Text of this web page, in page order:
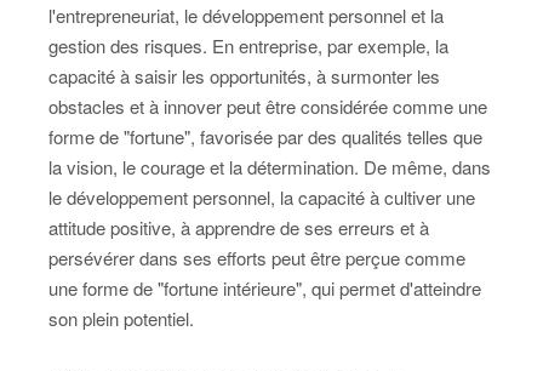
l'entrepreneuriat, le développement personnel et la
gestion des risques. En entreprise, par exemple, la
capacité à saisir les opportunités, à surmonter les
obstacles et à innover peut être considérée comme une
forme de "fortune", favorisée par des qualités telles que
la vision, le courage et la détermination. De même, dans
le développement personnel, la capacité à cultiver une
attitude positive, à apprendre de ses erreurs et à
persévérer dans ses efforts peut être perçue comme
une forme de "fortune intérieure", qui permet d'atteindre
son plein potentiel.